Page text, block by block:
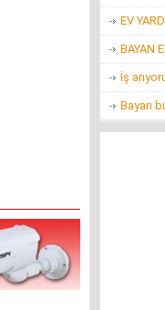
EV
BAYAN
İş
Bayan